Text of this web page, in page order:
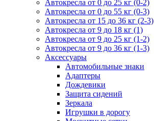
Автокресла от 0 до 25 кг (0-2)
Автокресла от 0 до 55 кг (0-3)
Автокресла от 15 до 36 кг (2-3)
Автокресла от 9 до 18 кг (1)
Автокресла от 9 до 25 кг (1-2)
Автокресла от 9 до 36 кг (1-3)
Аксессуары
Автомобильные знаки
Адаптеры
Дождевики
Защита сидений
Зеркала
Игрушки в дорогу